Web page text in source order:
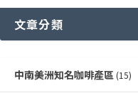
文章分類
中南美洲知名咖啡產區 (15)